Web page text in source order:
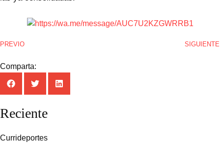
PREVIO SIGUIENTE
Comparta:
Reciente
Currideportes